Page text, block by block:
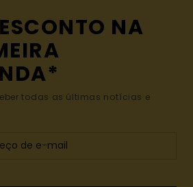
NA
todas as últimas notícias e